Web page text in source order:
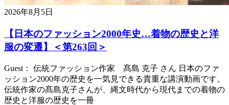
2026年8月5日
【日本のファッション2000年史…着物の歴史と洋
服の変遷】＜第263回＞
Guest： 伝統ファッション作家 髙島 克子 さん 日本のファ
ッション2000年の歴史を一気見できる貴重な講演動画です。
伝統作家の髙島克子さんが、縄文時代から現代までの着物の
歴史と洋服の歴史を一冊